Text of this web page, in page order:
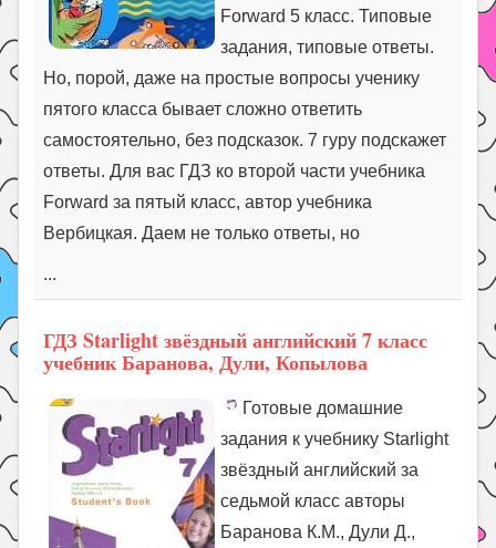
Forward 5 класс. Типовые
задания, типовые ответы.
Но, порой, даже на простые вопросы ученику
пятого класса бывает сложно ответить
самостоятельно, без подсказок. 7 гуру подскажет
ответы. Для вас ГДЗ ко второй части учебника
Forward за пятый класс, автор учебника
Вербицкая. Даем не только ответы, но
...
ГДЗ Starlight звёздный английский 7 класс
учебник Баранова, Дули, Копылова
Готовые домашние
задания к учебнику Starlight
звёздный английский за
седьмой класс авторы
Баранова К.М., Дули Д.,